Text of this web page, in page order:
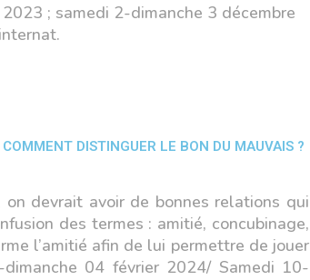
; samedi 2-dimanche 3 décembre
DISTINGUER LE BON DU MAUVAIS ?
devrait avoir de bonnes relations qui
des termes : amitié, concubinage,
l’amitié afin de lui permettre de jouer
dimanche 04 février 2024/ Samedi 10-